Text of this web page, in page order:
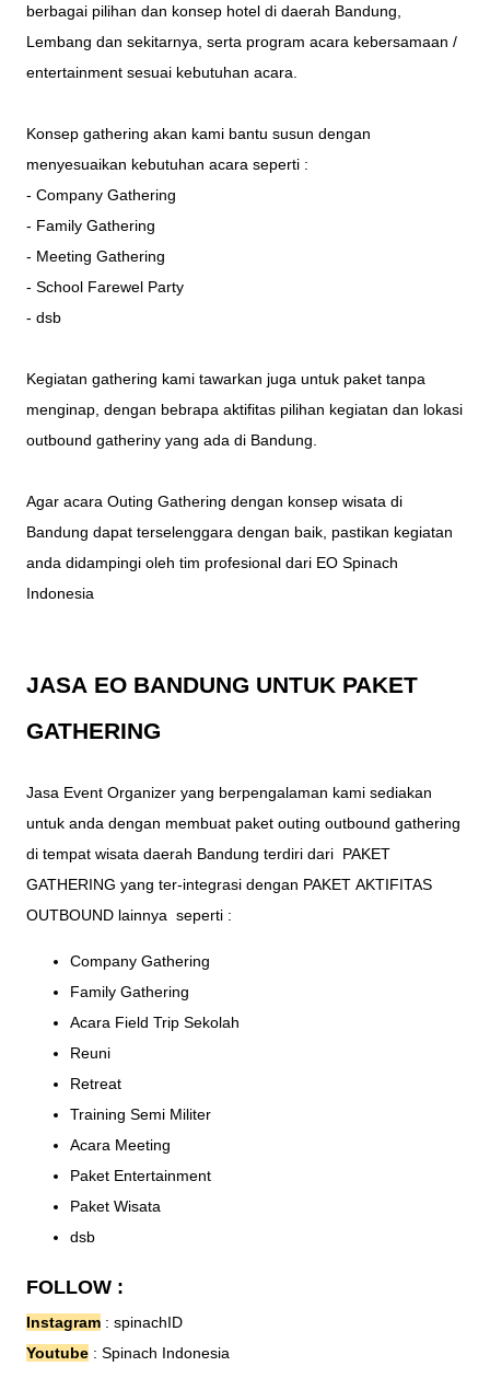
berbagai pilihan dan konsep hotel di daerah Bandung,
Lembang dan sekitarnya, serta program acara kebersamaan /
entertainment sesuai kebutuhan acara.
Konsep gathering akan kami bantu susun dengan
menyesuaikan kebutuhan acara seperti :
- Company Gathering
- Family Gathering
- Meeting Gathering
- School Farewel Party
- dsb
Kegiatan gathering kami tawarkan juga untuk paket tanpa
menginap, dengan bebrapa aktifitas pilihan kegiatan dan lokasi
outbound gatheriny yang ada di Bandung.
Agar acara Outing Gathering dengan konsep wisata di
Bandung dapat terselenggara dengan baik, pastikan kegiatan
anda didampingi oleh tim profesional dari EO Spinach
Indonesia
JASA EO BANDUNG UNTUK PAKET
GATHERING
Jasa Event Organizer yang berpengalaman kami sediakan
untuk anda dengan membuat paket outing outbound gathering
di tempat wisata daerah Bandung terdiri dari PAKET
GATHERING yang ter-integrasi dengan PAKET AKTIFITAS
OUTBOUND lainnya seperti :
Company Gathering
Family Gathering
Acara Field Trip Sekolah
Reuni
Retreat
Training Semi Militer
Acara Meeting
Paket Entertainment
Paket Wisata
dsb
FOLLOW :
Instagram : spinachID
Youtube : Spinach Indonesia